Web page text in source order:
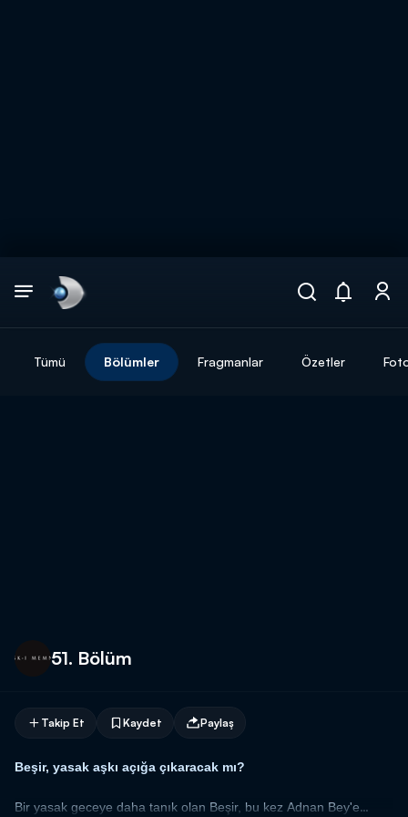
Tümü Bölümler Fragmanlar Özetler
51. Bölüm
Takip Et Kaydet Paylaş
Beşir, yasak aşkı açığa çıkaracak mı?
Bir yasak geceye daha tanık olan Beşir, bu kez Adnan Bey'e